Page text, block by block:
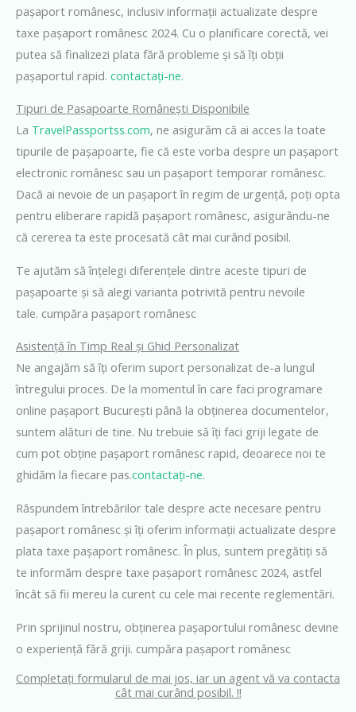
pașaport românesc, inclusiv informații actualizate despre
taxe pașaport românesc 2024. Cu o planificare corectă, vei
putea să finalizezi plata fără probleme și să îți obții
pașaportul rapid. contactați-ne.
Tipuri de Pașapoarte Românești Disponibile
La TravelPassportss.com, ne asigurăm că ai acces la toate
tipurile de pașapoarte, fie că este vorba despre un pașaport
electronic românesc sau un pașaport temporar românesc.
Dacă ai nevoie de un pașaport în regim de urgență, poți opta
pentru eliberare rapidă pașaport românesc, asigurându-ne
că cererea ta este procesată cât mai curând posibil.
Te ajutăm să înțelegi diferențele dintre aceste tipuri de
pașapoarte și să alegi varianta potrivită pentru nevoile
tale. cumpăra pașaport românesc
Asistență în Timp Real și Ghid Personalizat
Ne angajăm să îți oferim suport personalizat de-a lungul
întregului proces. De la momentul în care faci programare
online pașaport București până la obținerea documentelor,
suntem alături de tine. Nu trebuie să îți faci griji legate de
cum pot obține pașaport românesc rapid, deoarece noi te
ghidăm la fiecare pas.contactați-ne.
Răspundem întrebărilor tale despre acte necesare pentru
pașaport românesc și îți oferim informații actualizate despre
plata taxe pașaport românesc. În plus, suntem pregătiți să
te informăm despre taxe pașaport românesc 2024, astfel
încât să fii mereu la curent cu cele mai recente reglementări.
Prin sprijinul nostru, obținerea pașaportului românesc devine
o experiență fără griji. cumpăra pașaport românesc
Completați formularul de mai jos, iar un agent vă va contacta
cât mai curând posibil. !!